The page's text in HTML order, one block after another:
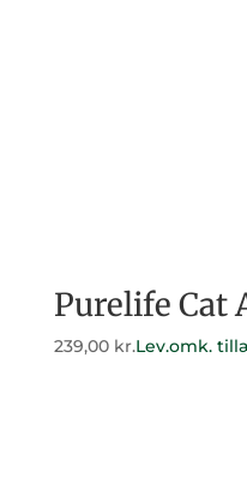
Purelife Cat
239,00 kr.Lev.omk.